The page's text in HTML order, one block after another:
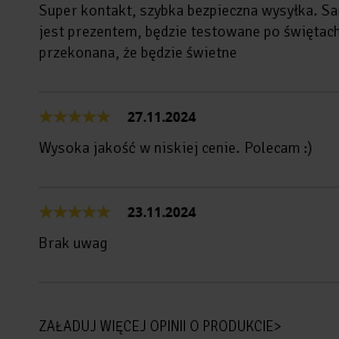
Super kontakt, szybka bezpieczna wysyłka.
jest prezentem, będzie testowane po
przekonana, że będzie świetne
27.11.2024
Wysoka jakość w niskiej cenie. Polecam :)
23.11.2024
Brak uwag
ZAŁADUJ WIĘCEJ OPINII O PRODUKCIE>